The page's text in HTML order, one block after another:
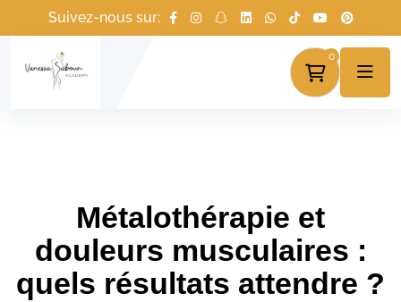
Suivez-nous sur:
0
Métalothérapie et
douleurs musculaires :
quels résultats attendre ?